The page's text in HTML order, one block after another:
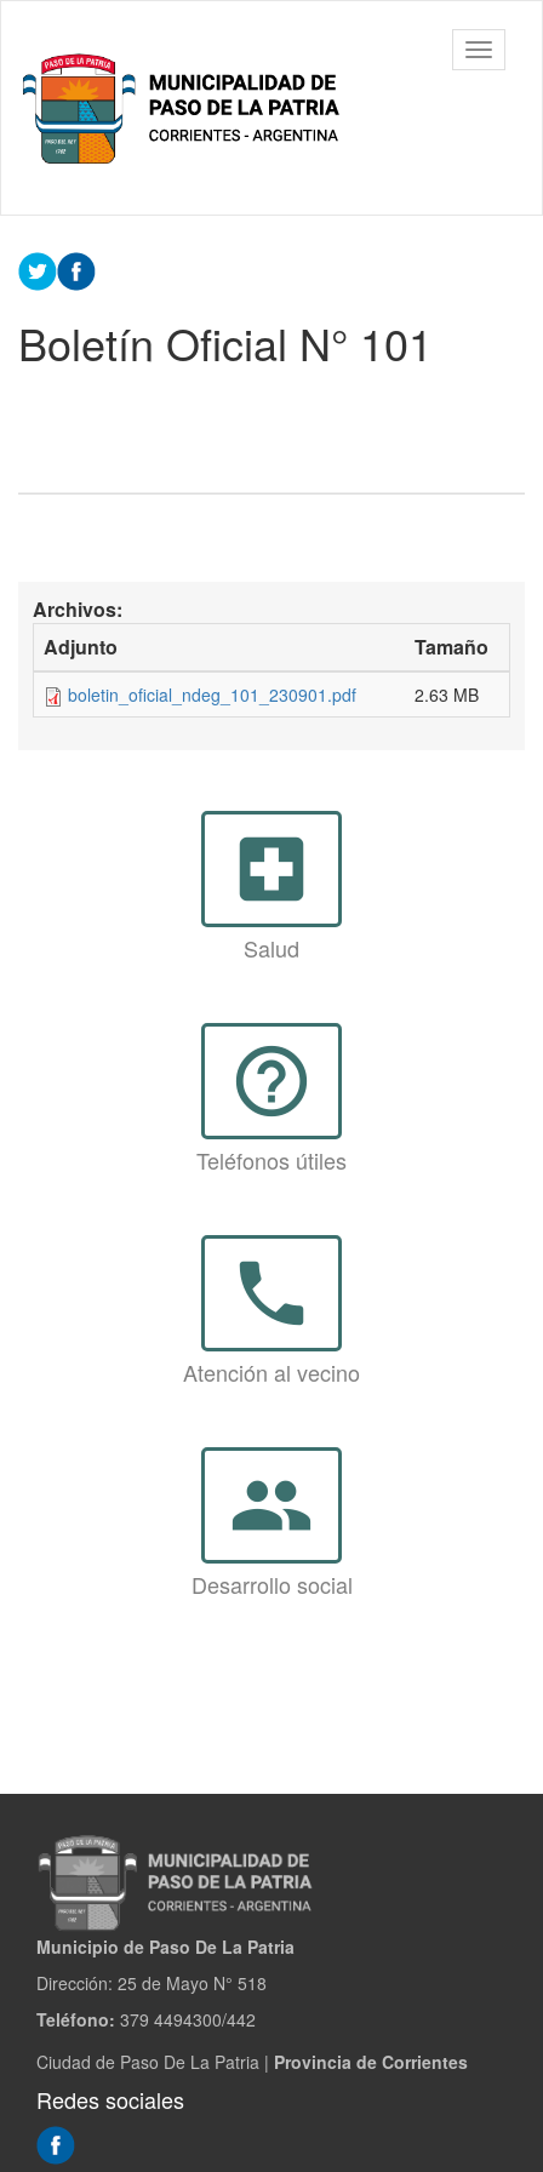
contenido
principal
Municipalidad
de Paso De
La Patria
barra
Contenido
principal
Boletín Oficial N° 101
Archivos:
Adjunto
Tamaño
boletin_oficial_ndeg_101_230901.pdf 2.63 MB
local_hospital
Salud
help_outline
Teléfonos útiles
phone
Atención al vecino
group
Desarrollo social
Municipio de Paso De La Patria
Dirección: 25 de Mayo N° 518
Teléfono: 379 4494300/442
Ciudad de Paso De La Patria | Provincia de Corrientes
Redes sociales